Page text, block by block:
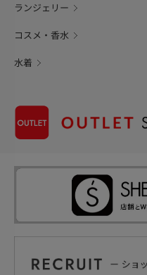
ランジェリー
コスメ・香水
水着